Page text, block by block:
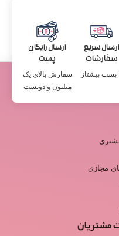
ارسال سریع
سفارشات
پست پیشتاز
ارسال رایگان
پست
سفارش بالای یک
میلیون و دویست
مجازی
مشتریان